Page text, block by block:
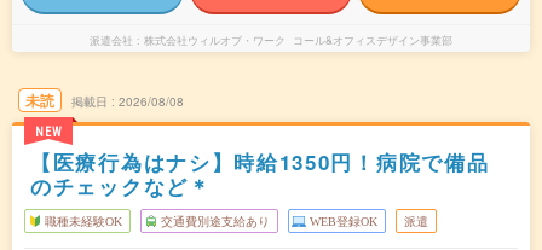
派遣会社 株式会社ウィルオブ・ワーク コール&オフィスデザイン事業部
未読
NEW
掲載日 2026/08/08
【医療行為はナシ】時給1350円！病院で備品
のチェックなど＊
職種未経験OK 交通費別途支給あり WEB登録OK 派遣